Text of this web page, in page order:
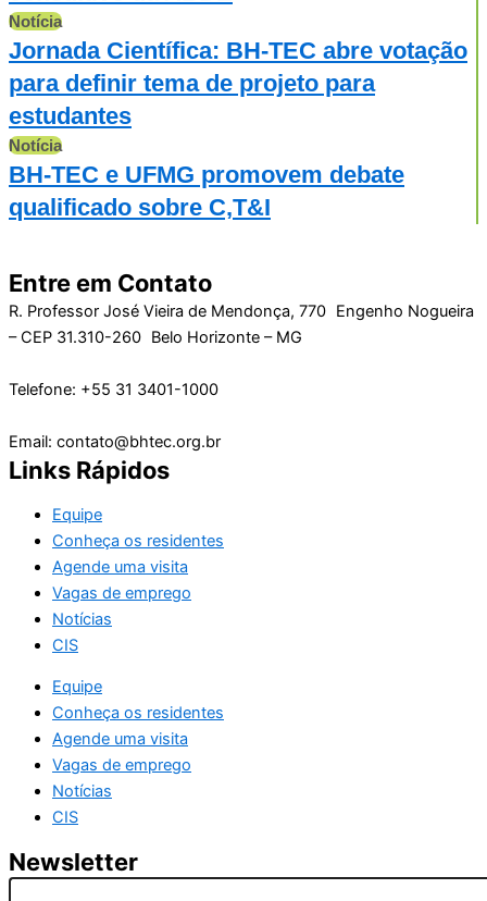
Notícia
Jornada Científica: BH-TEC abre votação
para definir tema de projeto para
estudantes
Notícia
BH-TEC e UFMG promovem debate
qualificado sobre C,T&I
Entre em Contato
R. Professor José Vieira de Mendonça, 770 Engenho Nogueira
– CEP 31.310-260 Belo Horizonte – MG
Telefone: +55 31 3401-1000
Email: contato@bhtec.org.br
Links Rápidos
Equipe
Conheça os residentes
Agende uma visita
Vagas de emprego
Notícias
CIS
Equipe
Conheça os residentes
Agende uma visita
Vagas de emprego
Notícias
CIS
Newsletter